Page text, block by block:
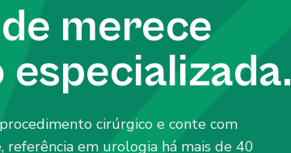
merece
especializada.
cirúrgico e conte com
em urologia há mais de 40